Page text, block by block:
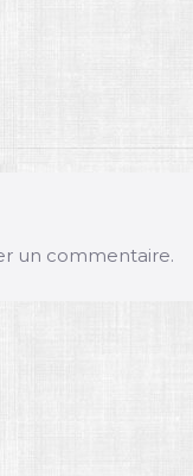
un commentaire.